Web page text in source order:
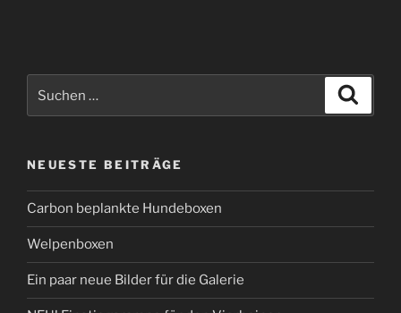
NEUESTE BEITRÄGE
Carbon beplankte Hundeboxen
Welpenboxen
Ein paar neue Bilder für die Galerie